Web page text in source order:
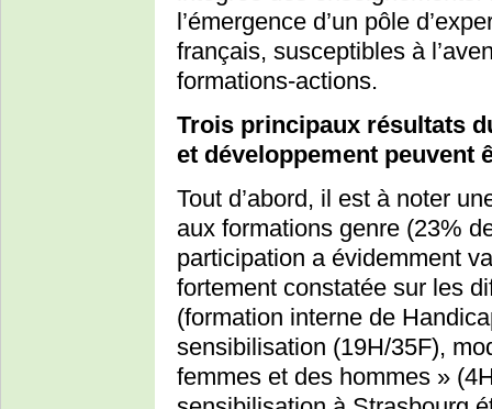
l’émergence d’un pôle
français, susceptibles à
formations-actions.
Trois principaux résultats
et développement peuvent
Tout d’abord, il est à noter
aux formations genre (23%
participation a évidemment
fortement constatée sur les
(formation interne de
sensibilisation (19H/35F),
femmes et des hommes »